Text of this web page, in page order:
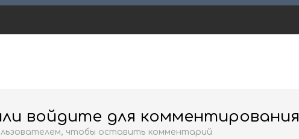
войдите для комментирования
чтобы оставить комментарий